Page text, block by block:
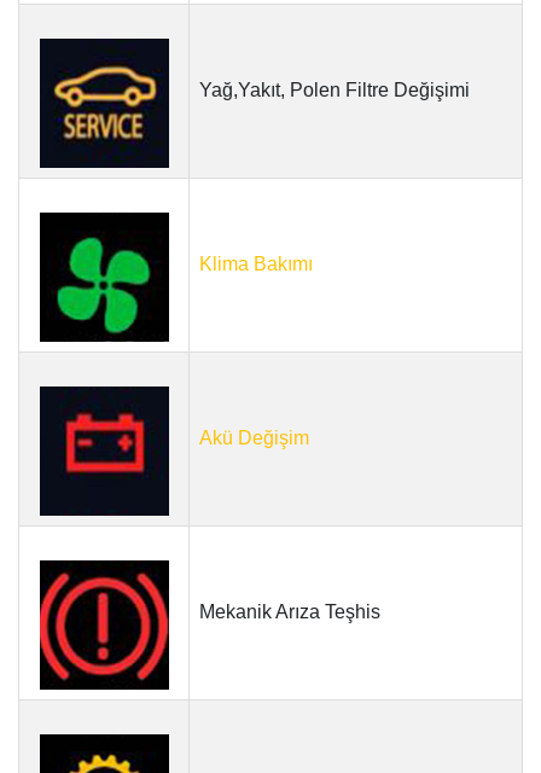
Yağ,Yakıt, Polen Filtre Değişimi
Klima Bakımı
Akü Değişim
Mekanik Arıza Teşhis